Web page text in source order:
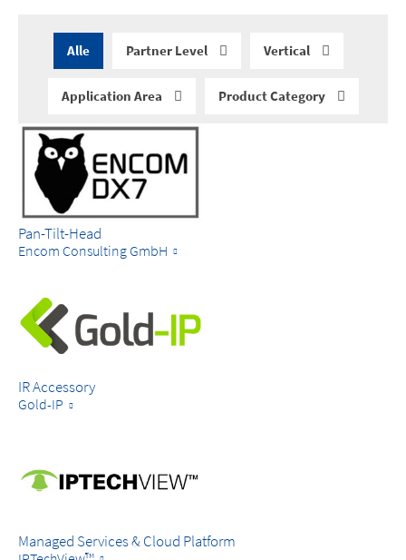
Alle Partner Level Vertical
Application Area Product Category
Pan-Tilt-Head
Encom Consulting GmbH
IR Accessory
Gold-IP
Managed Services & Cloud Platform